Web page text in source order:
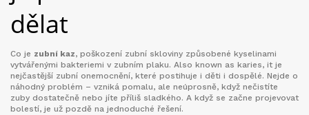
dělat
Co je zubní kaz, poškození zubní skloviny způsobené kyselinami
vytvářenými bakteriemi v zubním plaku. Also known as karies, it je
nejčastější zubní onemocnění, které postihuje i děti i dospělé. Nejde o
náhodný problém – vzniká pomalu, ale neúprosně, když nečistíte
zuby dostatečně nebo jíte příliš sladkého. A když se začne projevovat
bolestí, je už pozdě na jednoduché řešení.